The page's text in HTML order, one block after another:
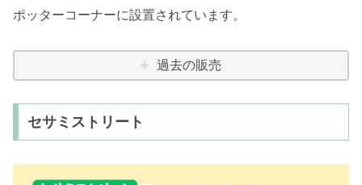
ポッターコーナーに設置されています。
過去の販売
セサミストリート